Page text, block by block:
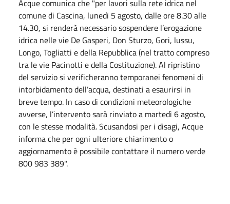
Acque comunica che "per lavori sulla rete idrica nel
comune di Cascina, lunedì 5 agosto, dalle ore 8.30 alle
14.30, si renderà necessario sospendere l’erogazione
idrica nelle vie De Gasperi, Don Sturzo, Gori, lussu,
Longo, Togliatti e della Repubblica (nel tratto compreso
tra le vie Pacinotti e della Costituzione). Al ripristino
del servizio si verificheranno temporanei fenomeni di
intorbidamento dell’acqua, destinati a esaurirsi in
breve tempo. In caso di condizioni meteorologiche
avverse, l’intervento sarà rinviato a martedì 6 agosto,
con le stesse modalità. Scusandosi per i disagi, Acque
informa che per ogni ulteriore chiarimento o
aggiornamento è possibile contattare il numero verde
800 983 389".